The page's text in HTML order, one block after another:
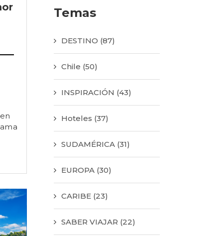
Temas
DESTINO (87)
Chile (50)
INSPIRACIÓN (43)
Hoteles (37)
SUDAMÉRICA (31)
EUROPA (30)
CARIBE (23)
SABER VIAJAR (22)